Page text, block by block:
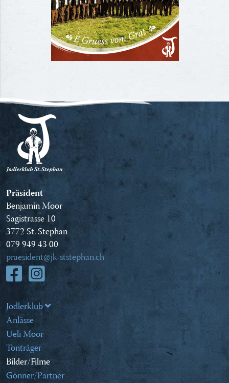
Präsident
Benjamin Moor
Sagistrasse 10
3772 St. Stephan
079 949 43 00
praesident@jk-ststephan.ch
Jodlerklub
Anlässe
Ueli Moor
Tonträger
Bilder/Filme
Gönner/Partner